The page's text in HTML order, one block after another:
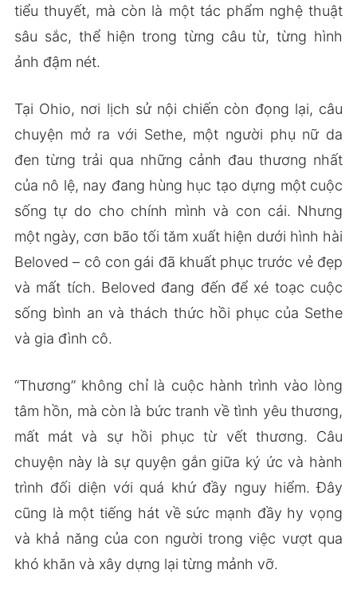
tiểu thuyết, mà còn là một tác phẩm nghệ thuật
sâu sắc, thể hiện trong từng câu từ, từng hình
ảnh đậm nét.
Tại Ohio, nơi lịch sử nội chiến còn đọng lại, câu
chuyện mở ra với Sethe, một người phụ nữ da
đen từng trải qua những cảnh đau thương nhất
của nô lệ, nay đang hùng hục tạo dựng một cuộc
sống tự do cho chính mình và con cái. Nhưng
một ngày, cơn bão tối tăm xuất hiện dưới hình hài
Beloved – cô con gái đã khuất phục trước vẻ đẹp
và mất tích. Beloved đang đến để xé toạc cuộc
sống bình an và thách thức hồi phục của Sethe
và gia đình cô.
“Thương” không chỉ là cuộc hành trình vào lòng
tâm hồn, mà còn là bức tranh về tình yêu thương,
mất mát và sự hồi phục từ vết thương. Câu
chuyện này là sự quyện gắn giữa ký ức và hành
trình đối diện với quá khứ đầy nguy hiểm. Đây
cũng là một tiếng hát về sức mạnh đầy hy vọng
và khả năng của con người trong việc vượt qua
khó khăn và xây dựng lại từng mảnh vỡ.